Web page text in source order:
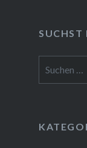
SUCHST
nach: